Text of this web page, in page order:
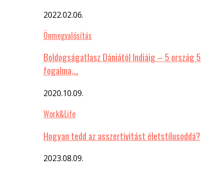
2022.02.06.
Önmegvalósítás
Boldogságatlasz Dániától Indiáig – 5 ország 5
fogalma,…
2020.10.09.
Work&Life
Hogyan tedd az asszertivitást életstílusoddá?
2023.08.09.